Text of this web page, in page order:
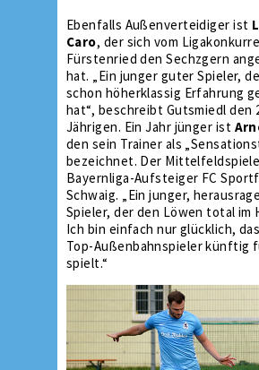
Ebenfalls Außenverteidiger ist
Caro, der sich vom
Fürstenried den Sechzgern
hat. „Ein junger guter Spieler,
schon höherklassig Erfahrung
hat“, beschreibt Gutsmiedl den
Jährigen. Ein Jahr jünger ist
den sein Trainer als
bezeichnet. Der
Bayernliga-Aufsteiger FC
Schwaig. „Ein junger,
Spieler, der den Löwen total im
Ich bin einfach nur glücklich,
Top-Außenbahnspieler künftig
spielt.“